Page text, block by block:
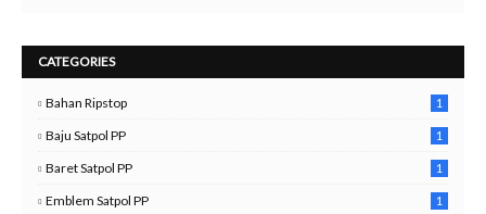
CATEGORIES
Bahan Ripstop 1
Baju Satpol PP
1
Baret Satpol PP 1
Emblem Satpol PP 1